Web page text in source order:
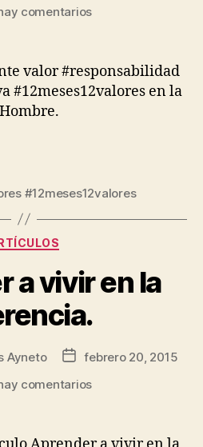
comentarios
valor #responsabilidad
#12meses12valores en la
#12meses12valores
a vivir en la
Ayneto
febrero 20, 2015
comentarios